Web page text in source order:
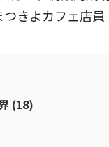
つきよカフェ店員
(18)